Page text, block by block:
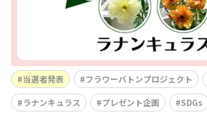
当選者発表 フラワーバトンプロジェクト
ラナンキュラス
プレゼント企画 SDGs